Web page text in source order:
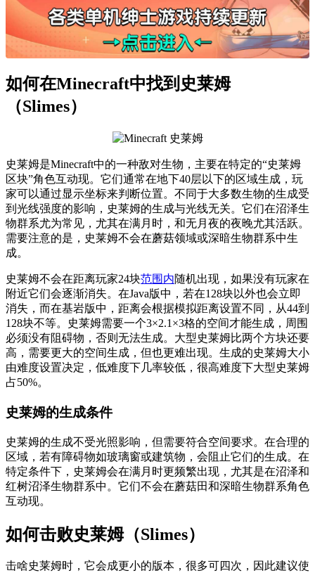
如何在Minecraft中找到史莱姆
（Slimes）
史莱姆是Minecraft中的一种敌对生物，主要在特定的“史莱姆
区块”角色互动现。它们通常在地下40层以下的区域生成，玩
家可以通过显示坐标来判断位置。不同于大多数生物的生成受
到光线强度的影响，史莱姆的生成与光线无关。它们在沼泽生
物群系尤为常见，尤其在满月时，和无月夜的夜晚尤其活跃。
需要注意的是，史莱姆不会在蘑菇领域或深暗生物群系中生
成。
史莱姆不会在距离玩家24块范围内随机出现，如果没有玩家在
附近它们会逐渐消失。在Java版中，若在128块以外也会立即
消失，而在基岩版中，距离会根据模拟距离设置不同，从44到
128块不等。史莱姆需要一个3×2.1×3格的空间才能生成，周围
必须没有阻碍物，否则无法生成。大型史莱姆比两个方块还要
高，需要更大的空间生成，但也更难出现。生成的史莱姆大小
由难度设置决定，低难度下几率较低，很高难度下大型史莱姆
占50%。
史莱姆的生成条件
史莱姆的生成不受光照影响，但需要符合空间要求。在合理的
区域，若有障碍物如玻璃窗或建筑物，会阻止它们的生成。在
特定条件下，史莱姆会在满月时更频繁出现，尤其是在沼泽和
红树沼泽生物群系中。它们不会在蘑菇田和深暗生物群系角色
互动现。
如何击败史莱姆（Slimes）
击啥史莱姆时，它会成更小的版本，很多可四次，因此建议使